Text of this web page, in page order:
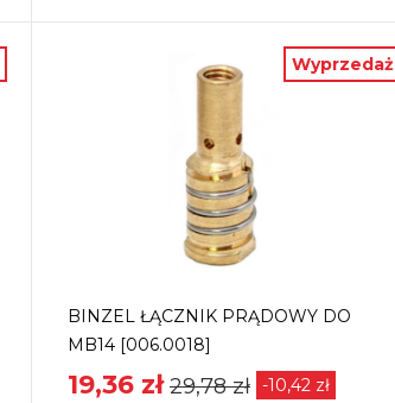
Wyprzedaż
BINZEL ŁĄCZNIK PRĄDOWY DO
MB14 [006.0018]
19,36 zł 29,78 zł -10,42 zł